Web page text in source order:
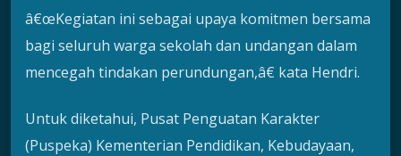
â€œKegiatan ini sebagai upaya komitmen bersama
bagi seluruh warga sekolah dan undangan dalam
mencegah tindakan perundungan,â€ kata Hendri.
Untuk diketahui, Pusat Penguatan Karakter
(Puspeka) Kementerian Pendidikan, Kebudayaan,